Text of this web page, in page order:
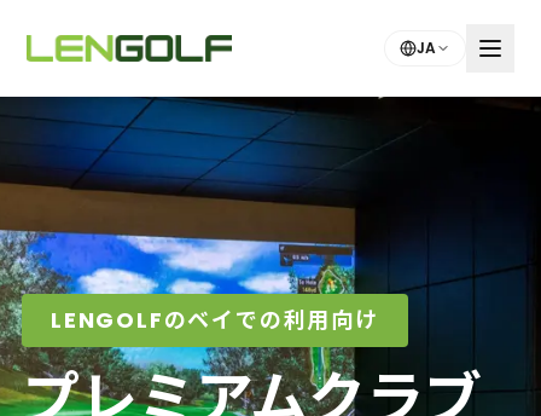
JA
LENGOLFのベイでの利用向け
プレミアムクラブ